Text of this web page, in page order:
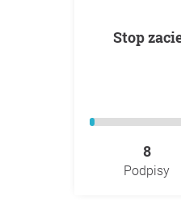
Stop zaciemnianiu mieszkań w
8
Podpisy